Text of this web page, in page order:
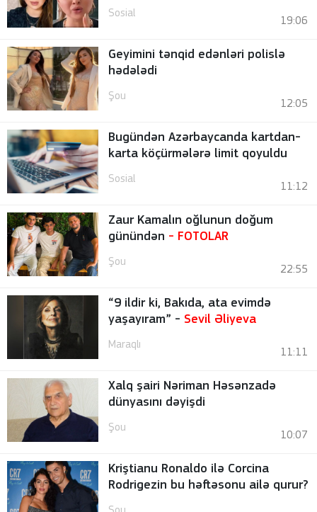
Sosial
19:06
Geyimini tənqid edənləri polislə
hədələdi
Şou
12:05
Bugündən Azərbaycanda kartdan-
karta köçürmələrə limit qoyuldu
Sosial
11:12
Zaur Kamalın oğlunun doğum
günündən - FOTOLAR
Şou
22:55
“9 ildir ki, Bakıda, ata evimdə
yaşayıram” - Sevil Əliyeva
Maraqlı
11:11
Xalq şairi Nəriman Həsənzadə
dünyasını dəyişdi
Şou
10:07
Kriştianu Ronaldo ilə Corcina
Rodrigezin bu həftəsonu ailə qurur?